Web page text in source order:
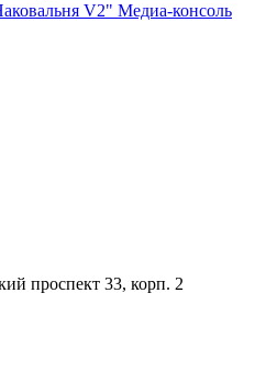
Медиа-консоль
проспект 33, корп. 2